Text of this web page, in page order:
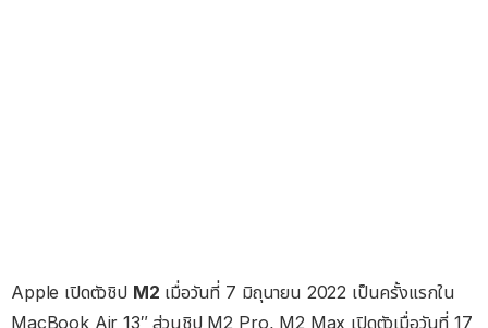
Apple เปิดตัวชิป M2 เมื่อวันที่ 7 มิถุนายน 2022 เป็นครั้งแรกใน
MacBook Air 13″ ส่วนชิป M2 Pro, M2 Max เปิดตัวเมื่อวันที่ 17